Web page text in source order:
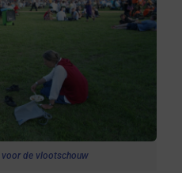
de vlootschouw